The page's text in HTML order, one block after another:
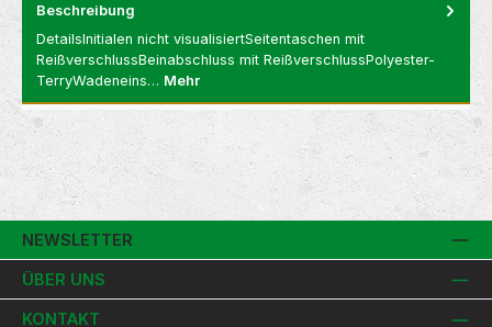
Beschreibung
DetailsInitialen nicht visualisiertSeitentaschen mit
ReißverschlussBeinabschluss mit ReißverschlussPolyester-
TerryWadeneins… Mehr
NEWSLETTER
ÜBER UNS
KONTAKT